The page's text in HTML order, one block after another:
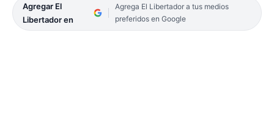
Agregar El
Libertador en
Agrega El Libertador a tus medios
preferidos en Google